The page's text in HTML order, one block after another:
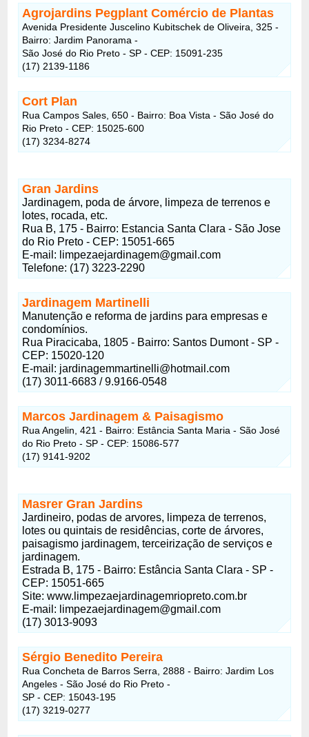
Agrojardins Pegplant Comércio de Plantas
Avenida Presidente Juscelino Kubitschek de Oliveira, 325 -
Bairro: Jardim Panorama -
São José do Rio Preto - SP - CEP: 15091-235
(17) 2139-1186
Cort Plan
Rua Campos Sales, 650 - Bairro: Boa Vista - São José do
Rio Preto - CEP: 15025-600
(17) 3234-8274
Gran Jardins
Jardinagem, poda de árvore, limpeza de terrenos e
lotes, rocada, etc.
Rua B, 175 - Bairro: Estancia Santa Clara - São Jose
do Rio Preto - CEP: 15051-665
E-mail: limpezaejardinagem@gmail.com
Telefone: (17) 3223-2290
Jardinagem Martinelli
Manutenção e reforma de jardins para empresas e
condomínios.
Rua Piracicaba, 1805 - Bairro: Santos Dumont - SP -
CEP: 15020-120
E-mail: jardinagemmartinelli@hotmail.com
(17) 3011-6683 / 9.9166-0548
Marcos Jardinagem & Paisagismo
Rua Angelin, 421 - Bairro: Estância Santa Maria - São José
do Rio Preto - SP - CEP: 15086-577
(17) 9141-9202
Masrer Gran Jardins
Jardineiro, podas de arvores, limpeza de terrenos,
lotes ou quintais de residências, corte de árvores,
paisagismo jardinagem, terceirização de serviços e
jardinagem.
Estrada B, 175 - Bairro: Estância Santa Clara - SP -
CEP: 15051-665
Site: www.limpezaejardinagemriopreto.com.br
E-mail: limpezaejardinagem@gmail.com
(17) 3013-9093
Sérgio Benedito Pereira
Rua Concheta de Barros Serra, 2888 - Bairro: Jardim Los
Angeles - São José do Rio Preto -
SP - CEP: 15043-195
(17) 3219-0277